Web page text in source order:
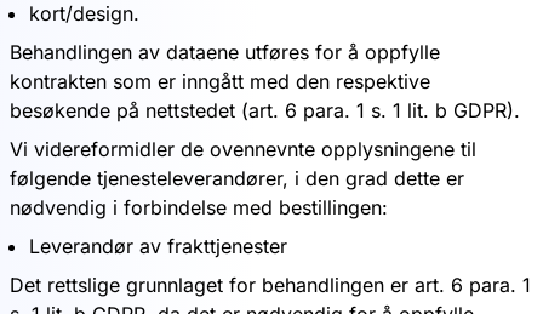
kort/design.
Behandlingen av dataene utføres for å oppfylle
kontrakten som er inngått med den respektive
besøkende på nettstedet (art. 6 para. 1 s. 1 lit. b GDPR).
Vi videreformidler de ovennevnte opplysningene til
følgende tjenesteleverandører, i den grad dette er
nødvendig i forbindelse med bestillingen:
Leverandør av frakttjenester
Det rettslige grunnlaget for behandlingen er art. 6 para. 1